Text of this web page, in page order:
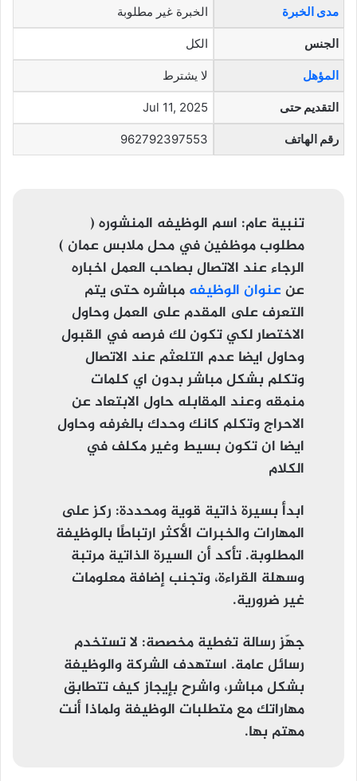
مدى الخبرة الخبرة غير مطلوبة
الجنس الكل
المؤهل لا يشترط
التقديم حتى Jul 11, 2025
رقم الهاتف 962792397553
تنبية عام: اسم الوظيفه المنشوره (
مطلوب موظفين في محل ملابس عمان )
الرجاء عند الاتصال بصاحب العمل اخباره
عن عنوان الوظيفه مباشره حتى يتم
التعرف على المقدم على العمل وحاول
الاختصار لكي تكون لك فرصه في القبول
وحاول ايضا عدم التلعثم عند الاتصال
وتكلم بشكل مباشر بدون اي كلمات
منمقه وعند المقابله حاول الابتعاد عن
الاحراج وتكلم كانك وحدك بالغرفه وحاول
ايضا ان تكون بسيط وغير مكلف في
الكلام
ابدأ بسيرة ذاتية قوية ومحددة: ركز على
المهارات والخبرات الأكثر ارتباطًا بالوظيفة
المطلوبة. تأكد أن السيرة الذاتية مرتبة
وسهلة القراءة، وتجنب إضافة معلومات
غير ضرورية.
جهّز رسالة تغطية مخصصة: لا تستخدم
رسائل عامة. استهدف الشركة والوظيفة
بشكل مباشر، واشرح بإيجاز كيف تتطابق
مهاراتك مع متطلبات الوظيفة ولماذا أنت
مهتم بها.